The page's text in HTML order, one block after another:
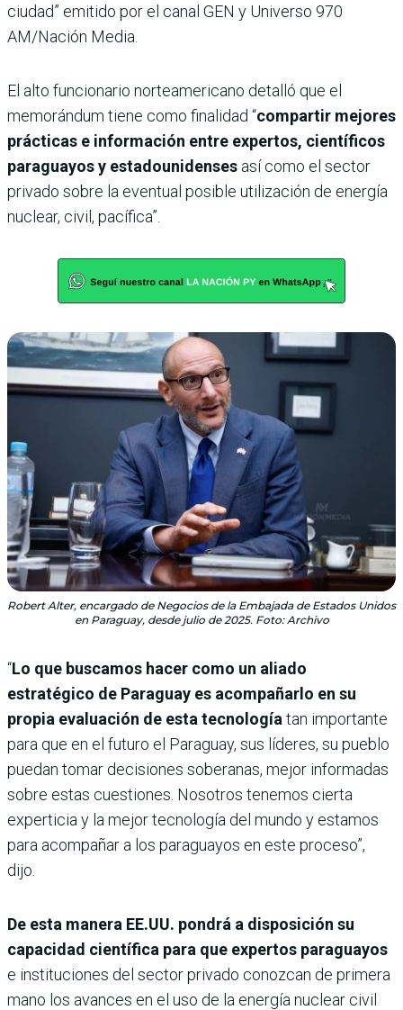
ciudad” emitido por el canal GEN y Universo 970
AM/Nación Media.
El alto funcionario norteamericano detalló que el
memorándum tiene como finalidad “compartir mejores
prácticas e información entre expertos, científicos
paraguayos y estadounidenses así como el sector
privado sobre la eventual posible utilización de energía
nuclear, civil, pacífica”.
Robert Alter, encargado de Negocios de la Embajada de Estados Unidos
en Paraguay, desde julio de 2025. Foto: Archivo
“Lo que buscamos hacer como un aliado
estratégico de Paraguay es acompañarlo en su
propia evaluación de esta tecnología tan importante
para que en el futuro el Paraguay, sus líderes, su pueblo
puedan tomar decisiones soberanas, mejor informadas
sobre estas cuestiones. Nosotros tenemos cierta
experticia y la mejor tecnología del mundo y estamos
para acompañar a los paraguayos en este proceso”,
dijo.
De esta manera EE.UU. pondrá a disposición su
capacidad científica para que expertos paraguayos
e instituciones del sector privado conozcan de primera
mano los avances en el uso de la energía nuclear civil